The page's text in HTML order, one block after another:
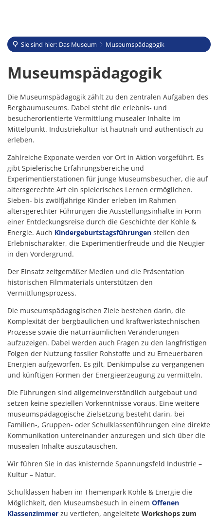
Sie sind hier: Das Museum Museumspädagogik
Museumspädagogik
Museumspädagogik
Die Museumspädagogik zählt zu den zentralen Aufgaben des
Bergbaumuseums. Dabei steht die erlebnis- und
besucherorientierte Vermittlung musealer Inhalte im
Mittelpunkt. Industriekultur ist hautnah und authentisch zu
erleben.
Zahlreiche Exponate werden vor Ort in Aktion vorgeführt. Es
gibt Spielerische Erfahrungsbereiche und
Experimentierstationen für junge Museumsbesucher, die auf
altersgerechte Art ein spielerisches Lernen ermöglichen.
Sieben- bis zwölfjährige Kinder erleben im Rahmen
altersgerechter Führungen die Ausstellungsinhalte in Form
einer Entdeckungsreise durch die Geschichte der Kohle &
Energie. Auch Kindergeburtstagsführungen stellen den
Erlebnischarakter, die Experimentierfreude und die Neugier
in den Vordergrund.
Der Einsatz zeitgemäßer Medien und die Präsentation
historischen Filmmaterials unterstützen den
Vermittlungsprozess.
Die museumspädagogischen Ziele bestehen darin, die
Komplexität der bergbaulichen und kraftwerkstechnischen
Prozesse sowie die naturräumlichen Veränderungen
aufzuzeigen. Dabei werden auch Fragen zu den langfristigen
Folgen der Nutzung fossiler Rohstoffe und zu Erneuerbaren
Energien aufgeworfen. Es gilt, Denkimpulse zu vergangenen
und künftigen Formen der Energieerzeugung zu vermitteln.
Die Führungen sind allgemeinverständlich aufgebaut und
setzen keine speziellen Vorkenntnisse voraus. Eine weitere
museumspädagogische Zielsetzung besteht darin, bei
Familien-, Gruppen- oder Schulklassenführungen eine direkte
Kommunikation untereinander anzuregen und sich über die
musealen Inhalte auszutauschen.
Wir führen Sie in das knisternde Spannungsfeld Industrie –
Kultur – Natur.
Schulklassen haben im Themenpark Kohle & Energie die
Möglichkeit, den Museumsbesuch in einem Offenen
Klassenzimmer zu vertiefen, angeleitete Workshops zum